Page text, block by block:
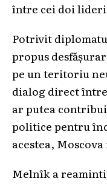
între cei doi
Potrivit
propus
pe un teritoriu
dialog direct
ar putea
politice pentru
acestea,
Melnîk a